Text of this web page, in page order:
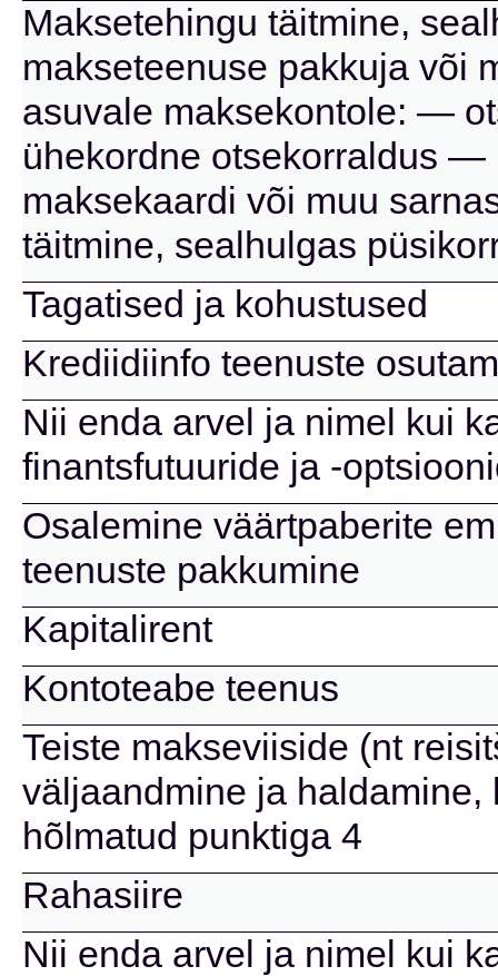
Maksetehingu täitmine,
makseteenuse pakkuja või
asuvale maksekontole: —
ühekordne otsekorraldus —
maksekaardi või muu
täitmine, sealhulgas
Tagatised ja kohustused
Krediidiinfo teenuste
Nii enda arvel ja nimel kui
finantsfutuuride ja -
Osalemine väärtpaberite
teenuste pakkumine
Kapitalirent
Kontoteabe teenus
Teiste makseviiside (nt
väljaandmine ja
hõlmatud punktiga 4
Rahasiire
Nii enda arvel ja nimel kui